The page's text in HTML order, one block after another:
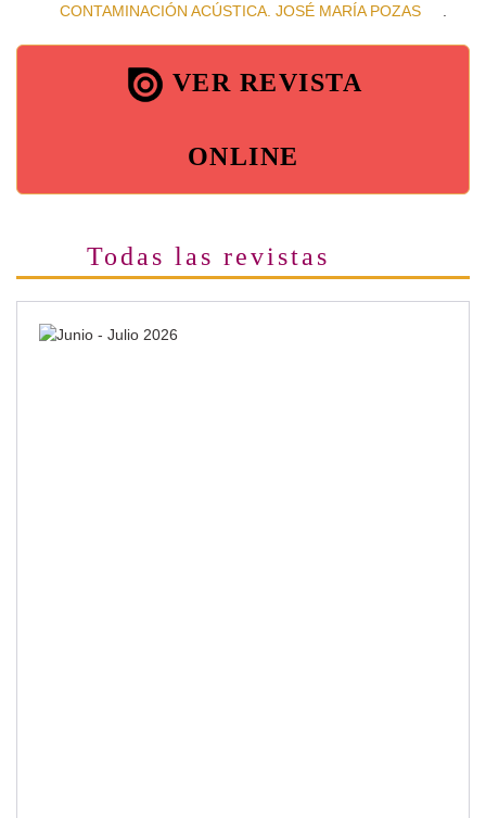
CONTAMINACIÓN ACÚSTICA. JOSÉ MARÍA POZAS
VER REVISTA
ONLINE
Todas las revistas